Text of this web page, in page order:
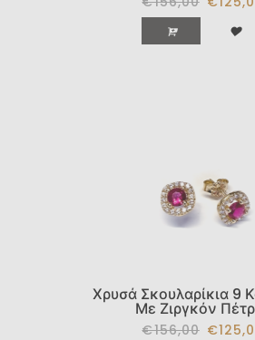
Χρυσά Σκουλαρίκια 9
Με Ζιργκόν
€156,00